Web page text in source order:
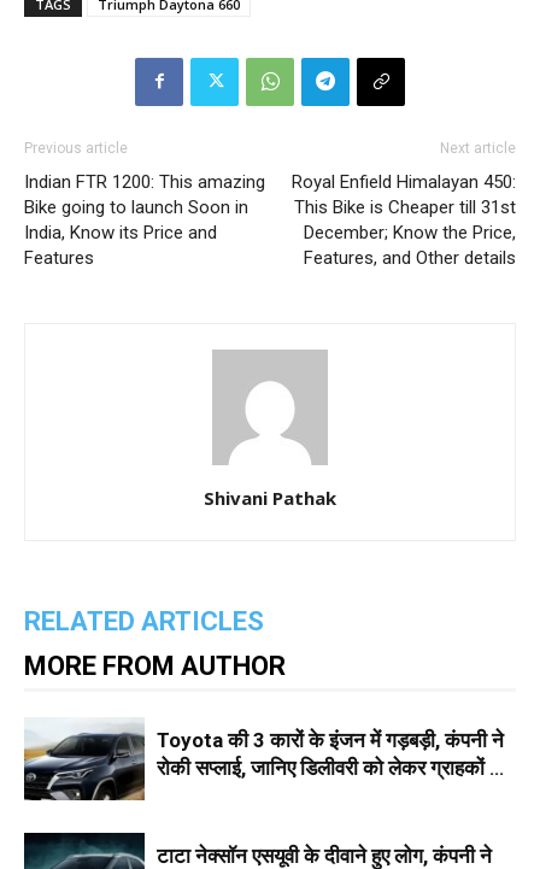
TAGS Triumph Daytona 660
Previous article
Indian FTR 1200: This amazing
Bike going to launch Soon in
India, Know its Price and
Features
Next article
Royal Enfield Himalayan 450:
This Bike is Cheaper till 31st
December; Know the Price,
Features, and Other details
Shivani Pathak
RELATED ARTICLES
MORE FROM AUTHOR
Toyota की 3 कारों के इंजन में गड़बड़ी, कंपनी ने
रोकी सप्लाई, जानिए डिलीवरी को लेकर ग्राहकों से
टाटा नेक्सॉन एसयूवी के दीवाने हुए लोग, कंपनी ने